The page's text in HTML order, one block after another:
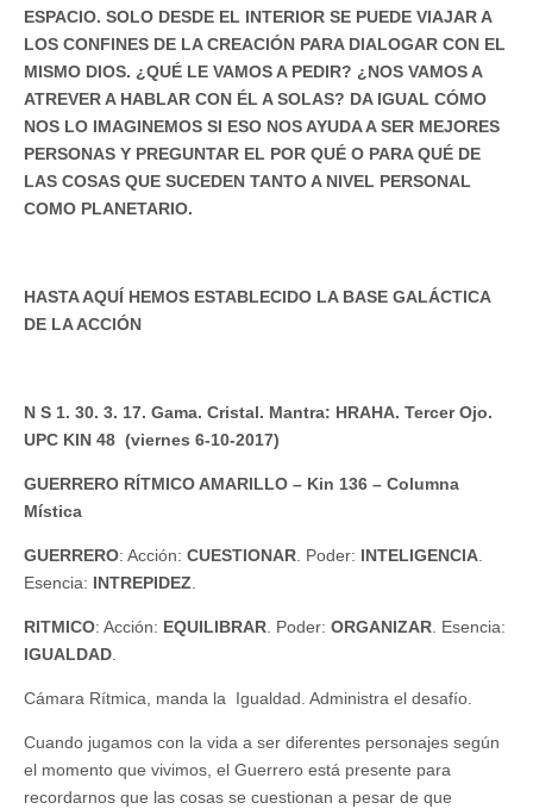
ESPACIO. SOLO DESDE EL INTERIOR SE PUEDE VIAJAR A
LOS CONFINES DE LA CREACIÓN PARA DIALOGAR CON EL
MISMO DIOS. ¿QUÉ LE VAMOS A PEDIR? ¿NOS VAMOS A
ATREVER A HABLAR CON ÉL A SOLAS? DA IGUAL CÓMO
NOS LO IMAGINEMOS SI ESO NOS AYUDA A SER MEJORES
PERSONAS Y PREGUNTAR EL POR QUÉ O PARA QUÉ DE
LAS COSAS QUE SUCEDEN TANTO A NIVEL PERSONAL
COMO PLANETARIO.
HASTA AQUÍ HEMOS ESTABLECIDO LA BASE GALÁCTICA
DE LA ACCIÓN
N S 1. 30. 3. 17. Gama. Cristal. Mantra: HRAHA. Tercer Ojo.
UPC KIN 48 (viernes 6-10-2017)
GUERRERO RÍTMICO AMARILLO – Kin 136 – Columna
Mística
GUERRERO: Acción: CUESTIONAR. Poder: INTELIGENCIA.
Esencia: INTREPIDEZ.
RITMICO: Acción: EQUILIBRAR. Poder: ORGANIZAR. Esencia:
IGUALDAD.
Cámara Rítmica, manda la Igualdad. Administra el desafío.
Cuando jugamos con la vida a ser diferentes personajes según
el momento que vivimos, el Guerrero está presente para
recordarnos que las cosas se cuestionan a pesar de que